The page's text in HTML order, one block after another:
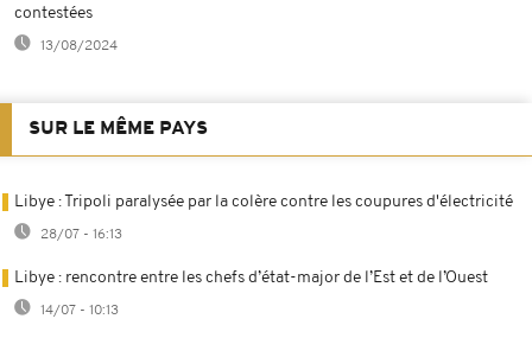
contestées
13/08/2024
SUR LE MÊME PAYS
Libye : Tripoli paralysée par la colère contre les coupures d'électricité
28/07 - 16:13
Libye : rencontre entre les chefs d’état-major de l’Est et de l’Ouest
14/07 - 10:13